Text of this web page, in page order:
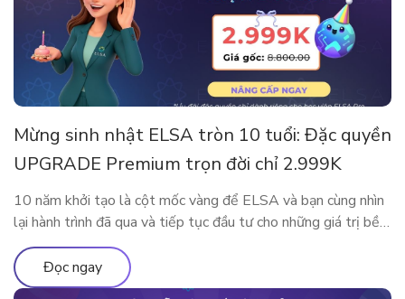
Mừng sinh nhật ELSA tròn 10 tuổi: Đặc quyền
UPGRADE Premium trọn đời chỉ 2.999K
10 năm khởi tạo là cột mốc vàng để ELSA và bạn cùng nhìn
lại hành trình đã qua và tiếp tục đầu tư cho những giá trị bền
vững. Nhân dịp kỷ niệm sinh nhật thập kỷ rực rỡ, ELSA
Speak mang đến đặc quyền nâng cấp lớn nhất từ trước đến
nay, dành […]
Đọc ngay